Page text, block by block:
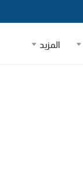
المزيد